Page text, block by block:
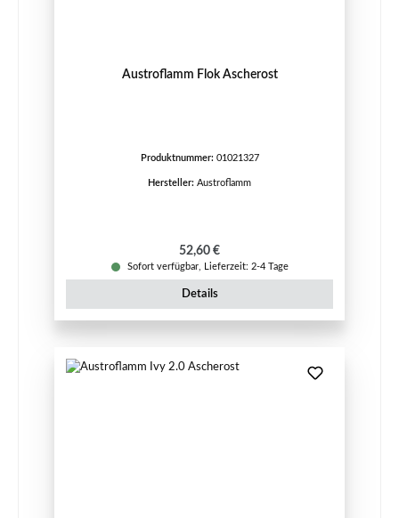
Austroflamm Flok Ascherost
Produktnummer: 01021327
Hersteller: Austroflamm
Regulärer Preis:
52,60 €
Sofort verfügbar, Lieferzeit: 2-4 Tage
Details